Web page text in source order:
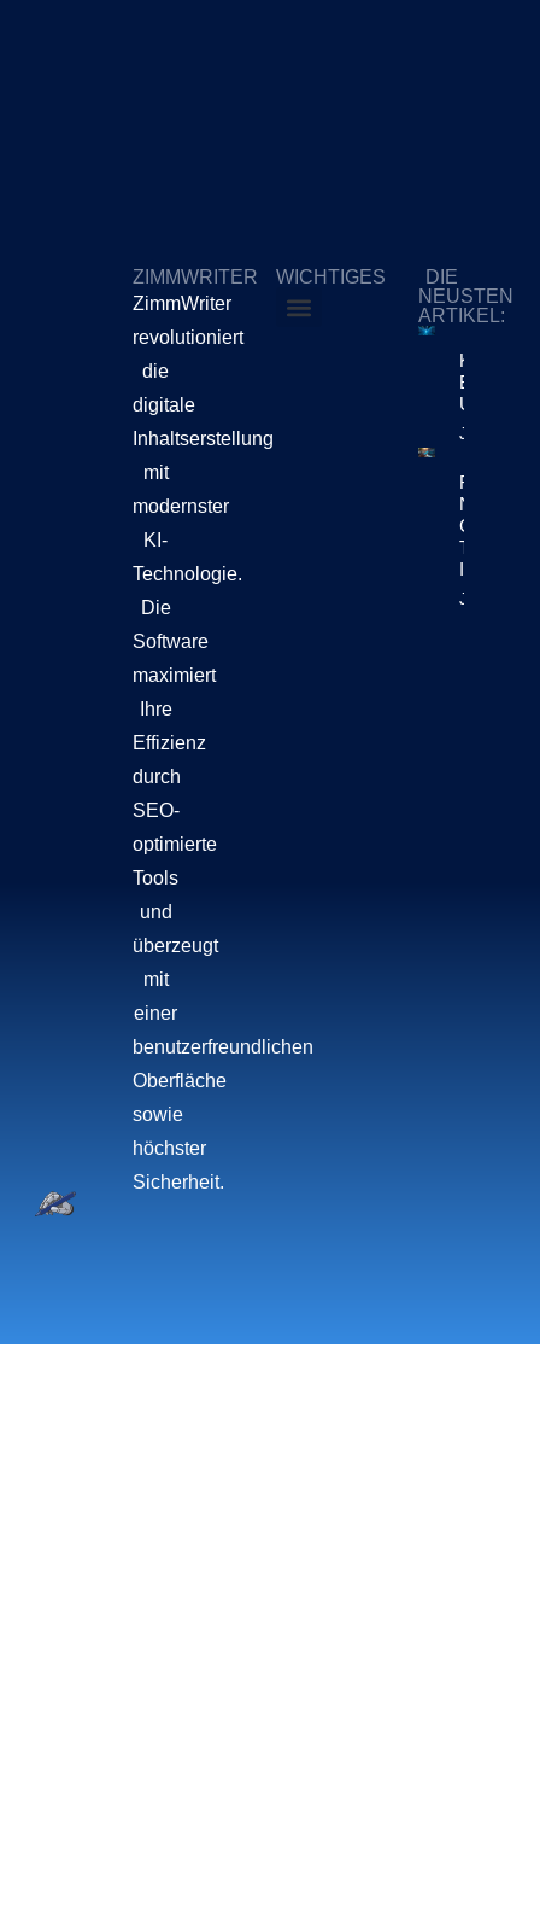
ZIMMWRITER
ZimmWriter
revolutioniert
die
digitale
Inhaltserstellung
mit
modernster
KI-
Technologie.
Die
Software
maximiert
Ihre
Effizienz
durch
SEO-
optimierte
Tools
und
überzeugt
mit
einer
benutzerfreundlichen
Oberfläche
sowie
höchster
Sicherheit.
WICHTIGES
DIE
NEUSTEN
ARTIKEL:
KI-
Bewegt
Jetzt
Reuters
News
Chatbots
Teil Der
Jetzt